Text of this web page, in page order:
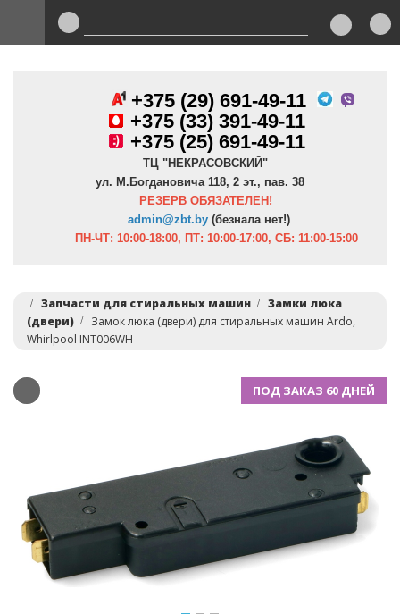
+375 (29) 691-49-11
+375 (33) 391-49-11
+375 (25) 691-49-11
ТЦ "НЕКРАСОВСКИЙ"
ул. М.Богдановича 118, 2 эт., пав. 38
РЕЗЕРВ ОБЯЗАТЕЛЕН!
admin@zbt.by (безнала нет!)
ПН-ЧТ: 10:00-18:00, ПТ: 10:00-17:00, СБ: 11:00-15:00
Запчасти для стиральных машин
Замки люка
(двери)
Замок люка (двери) для стиральных машин Ardo,
Whirlpool INT006WH
ПОД ЗАКАЗ 60 ДНЕЙ